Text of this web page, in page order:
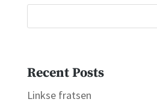
Recent Posts
Linkse fratsen